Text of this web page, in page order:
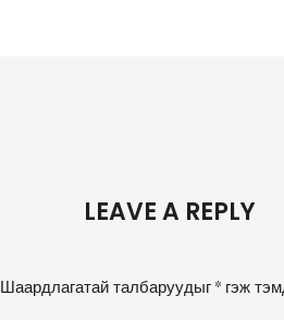
LEAVE A REPLY
Шаардлагатай талбаруудыг * гэж